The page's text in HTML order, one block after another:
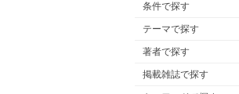
条件で探す
テーマで探す
著者で探す
掲載雑誌で探す